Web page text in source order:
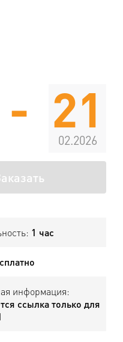
- 21
02.2026
1 час
информация:
ссылка только для